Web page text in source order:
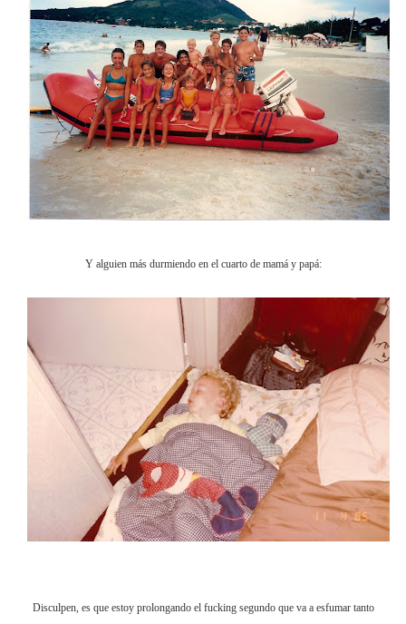
Y alguien más durmiendo en el cuarto de mamá y papá:
Disculpen, es que estoy prolongando el fucking segundo que va a esfumar tanto